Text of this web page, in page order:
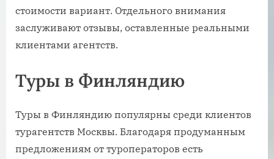
стоимости вариант. Отдельного внимания
заслуживают отзывы, оставленные реальными
клиентами агентств.
Туры в Финляндию
Туры в Финляндию популярны среди клиентов
турагентств Москвы. Благодаря продуманным
предложениям от туроператоров есть